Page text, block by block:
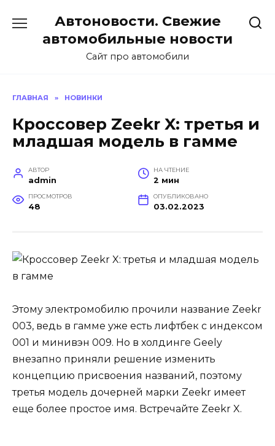
содержанию
Автоновости. Свежие
автомобильные новости
Сайт про автомобили
ГЛАВНАЯ » НОВИНКИ
Кроссовер Zeekr X: третья и
младшая модель в гамме
АВТОР
admin
НА ЧТЕНИЕ
2 мин
ПРОСМОТРОВ
48
ОПУБЛИКОВАНО
03.02.2023
Этому электромобилю прочили название Zeekr
003, ведь в гамме уже есть лифтбек с индексом
001 и минивэн 009. Но в холдинге Geely
внезапно приняли решение изменить
концепцию присвоения названий, поэтому
третья модель дочерней марки Zeekr имеет
еще более простое имя. Встречайте Zeekr X.